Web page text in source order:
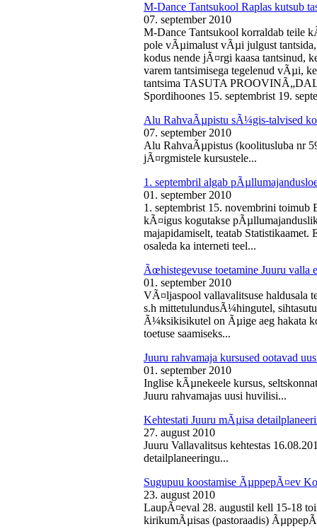
M-Dance Tantsukool Raplas kutsub
07. september 2010
M-Dance Tantsukool korraldab teile
pole vÃµimalust vÃµi julgust
kodus nende jÃ¤rgi kaasa tantsinud,
varem tantsimisega tegelenud vÃµi,
tantsima TASUTA
Spordihoones 15. septembrist 19.
Alu RahvaÃµpistu sÃ¼gis-talvised
07. september 2010
Alu RahvaÃµpistus (koolitusluba nr
jÃ¤rgmistele kursustele...
1. septembril algab
01. september 2010
1. septembrist 15. novembrini toimub
kÃ¤igus kogutakse
majapidamiselt, teatab Statistikaamet.
osaleda ka interneti teel...
Ãœhistegevuse toetamine Juuru valla
01. september 2010
VÃ¤ljaspool vallavalitsuse haldusala
s.h mittetulundusÃ¼hingutel,
Ã¼ksikisikutel on Ãµige aeg hakata
toetuse saamiseks...
Juuru rahvamaja kursused ootavad
01. september 2010
Inglise kÃµnekeele kursus,
Juuru rahvamajas uusi huvilisi...
Kehtestati Juuru mÃµisa
27. august 2010
Juuru Vallavalitsus kehtestas
detailplaneeringu...
Sugupuu koostamise ÃµppepÃ¤ev
23. august 2010
LaupÃ¤eval 28. augustil kell 15-18
kirikumÃµisas (pastoraadis)